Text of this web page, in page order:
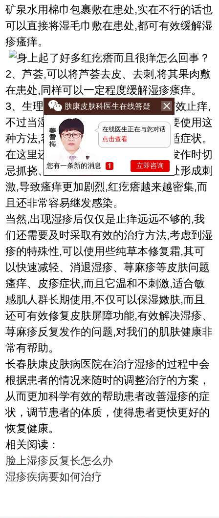
矿泉水用棉巾包裹敷在患处,实在不行的话也
可以直接将湿毛巾敷在患处,都可有效缓解湿
疹瘙痒。
2、芦荟,可以将芦荟去皮、去刺,将其果肉敷
在患处,同样可以一定程度缓解湿疹瘙痒。
3、生理盐水涂抹湿疹患处,也可以有效止痒,
不过当湿疹有溃破、渗出症状时,不要使用这
种方法,容易导致继发感染、引发不适症状。
在这里还要着重和大家说一下,湿疹发作时切
忌抓挠、磨蹭患处,否则会对湿疹患处形成刺
激,导致瘙痒更加剧烈,红疙瘩越来越密集,而
且还非常容易继发感染。
当然,出现湿疹后仅仅是止痒远远不够的,我
们还需要及时采取有效的治疗方法,考虑到湿
疹的特殊性,可以使用些纯草本修复霜,其可
以快速减轻、消退湿疹、荨麻疹等皮肤问题
瘙痒、皮疹症状,而且它温和不刺激,适合敏
感肌人群长期使用,不仅可以保湿嫩肤,而且
还可有效修复皮肤屏障功能,有效解决湿疹、
荨麻疹反复发作的问题,对我们的肌肤健康非
常有帮助。
长春肤康皮肤病医院在治疗湿疹的过程中会
根据患者的情况来随时的调整治疗的方案，
从而更加科学有效的帮助患者改善湿疹的症
状，调节患者的体质，使得患者更快更好的
恢复健康。
相关阅读：
脸上湿疹反复长怎么办
湿疹疾病要如何治疗
肤康皮肤科医生在线答疑
在线医生正在与您对话
点击查看
您有一条新的消息 立即咨询